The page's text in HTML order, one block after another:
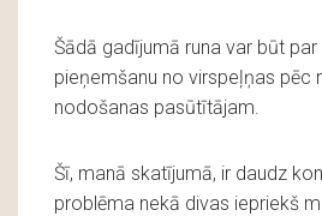
Šādā gadījumā runa var būt
pieņemšanu no virspeļņas pēc
nodošanas pasūtītājam.
Šī, manā skatījumā, ir daudz
problēma nekā divas iepriekš